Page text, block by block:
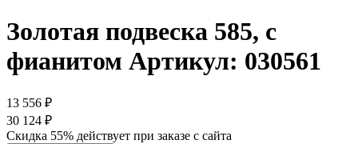
Золотая подвеска 585, с
фианитом Артикул: 030561
13 556 ₽
30 124 ₽
Скидка 55% действует при заказе с сайта